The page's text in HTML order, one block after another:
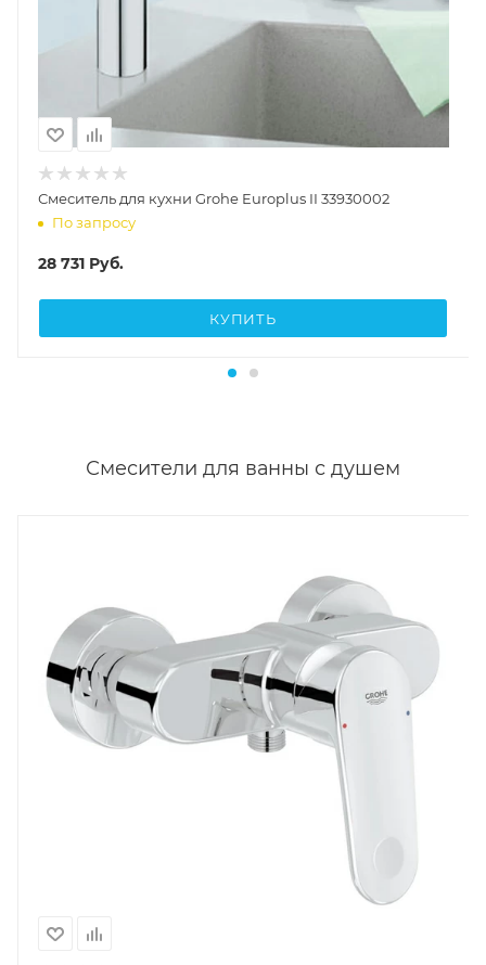
Смеситель для кухни Grohe Europlus II 33930002
По запросу
28 731 Руб.
КУПИТЬ
Смесители для ванны с душем